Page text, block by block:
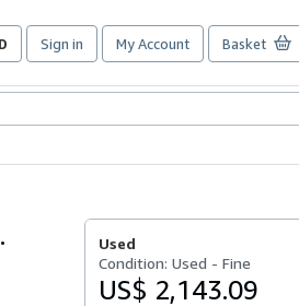
Sign in My Account Basket
Used
Condition: Used - Fine
US$ 2,143.09